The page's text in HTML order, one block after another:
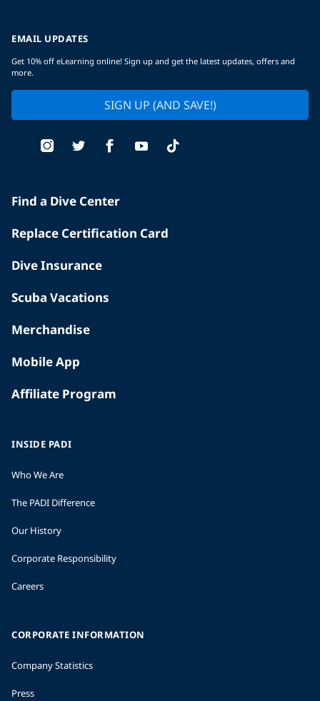
EMAIL UPDATES
Get 10% off eLearning online! Sign up and get the latest updates, offers and
more.
SIGN UP (AND SAVE!)
Find a Dive Center
Replace Certification Card
Dive Insurance
Scuba Vacations
Merchandise
Mobile App
Affiliate Program
INSIDE PADI
Who We Are
The PADI Difference
Our History
Corporate Responsibility
Careers
CORPORATE INFORMATION
Company Statistics
Press